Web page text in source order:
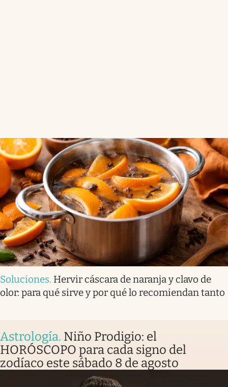
Soluciones. Hervir cáscara de naranja y clavo de
olor: para qué sirve y por qué lo recomiendan tanto
Astrología. Niño Prodigio: el
HORÓSCOPO para cada signo del
zodíaco este sábado 8 de agosto